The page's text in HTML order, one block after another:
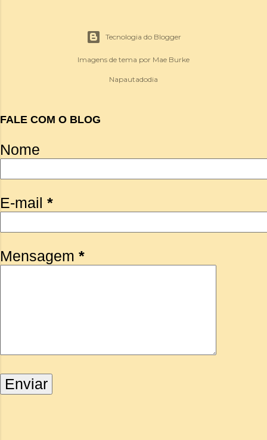
Tecnologia do Blogger
Imagens de tema por Mae Burke
Napautadodia
FALE COM O BLOG
Nome
E-mail *
Mensagem *